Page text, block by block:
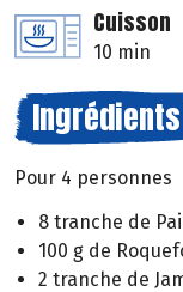
Cuisson
10 min
Ingrédients
Pour 4 personnes
8 tranche de
100 g de
2 tranche de